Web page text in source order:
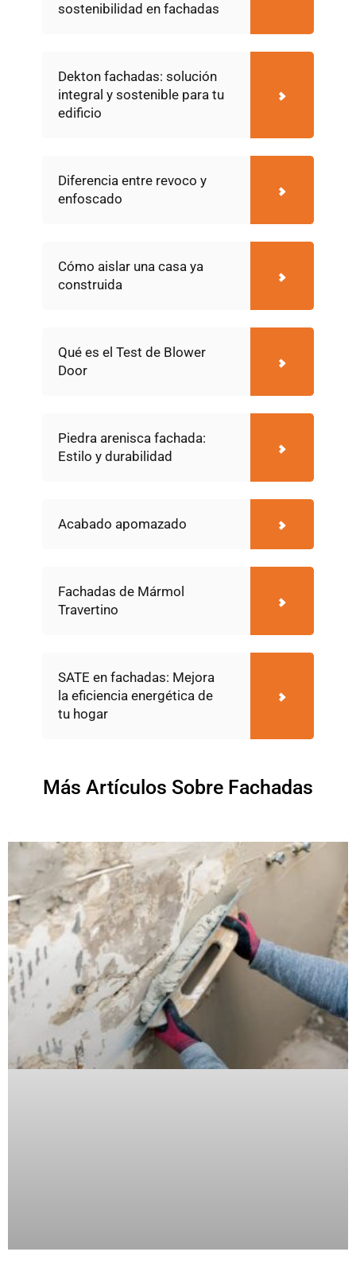
sostenibilidad en fachadas
Dekton fachadas: solución
integral y sostenible para tu
edificio
Diferencia entre revoco y
enfoscado
Cómo aislar una casa ya
construida
Qué es el Test de Blower
Door
Piedra arenisca fachada:
Estilo y durabilidad
Acabado apomazado
Fachadas de Mármol
Travertino
SATE en fachadas: Mejora
la eficiencia energética de
tu hogar
Más Artículos Sobre Fachadas